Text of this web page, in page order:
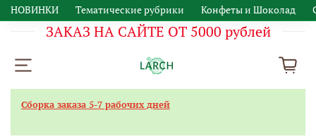
НОВИНКИ Тематические рубрики Конфеты и Шоколад
ЗАКАЗ НА САЙТЕ ОТ 5000 рублей
Сборка заказа 5-7 рабочих дней